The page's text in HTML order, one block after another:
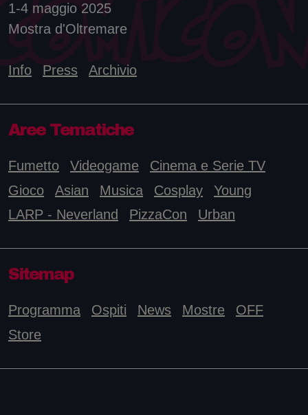
1-4 maggio 2025
Mostra d'Oltremare
Info Press Archivio
Aree Tematiche
Fumetto Videogame
Cinema e Serie TV
Gioco
Asian Musica Cosplay
Young
LARP - Neverland
PizzaCon Urban
Sitemap
Programma Ospiti News Mostre
OFF
Store